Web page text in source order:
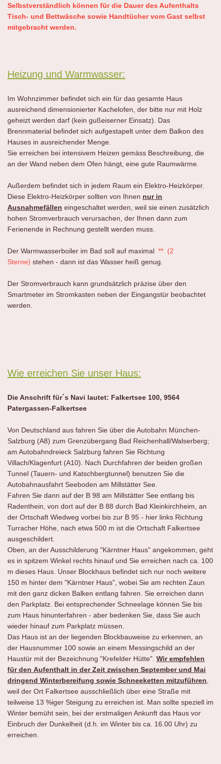
Selbstverständlich können für die Dauer des Aufenthalts
Tisch- und Bettwäsche sowie Handtücher vom Gast selbst
mitgebracht werden.
Heizung und Warmwasser:
Im Wohnzimmer befindet sich ein für das gesamte Haus
ausreichend dimensionierter Kachelofen, der bitte nur mit Holz
geheizt werden darf (kein gußeiserner Einsatz). Das
Brennmaterial befindet sich aufgestapelt unter dem Balkon des
Hauses in ausreichender Menge.
Sie erreichen bei intensivem Heizen gemäss Beschreibung, die
an der Wand neben dem Ofen hängt, eine gute Raumwärme.
Außerdem befindet sich in jedem Raum ein Elektro-Heizkörper.
Diese Elektro-Heizkörper sollten von Ihnen nur in
Ausnahmefällen eingeschaltet werden, weil sie einen zusätzlich
hohen Stromverbrauch verursachen, der Ihnen dann zum
Ferienende in Rechnung gestellt werden muss.
Der Warmwasserboiler im Bad soll auf maximal ** (2
Sterne) stehen - dann ist das Wasser heiß genug.
Der Stromverbrauch kann grundsätzlich präzise über den
Smartmeter im Stromkasten neben der Eingangstür beobachtet
werden.
Wie erreichen Sie unser Haus:
Die Anschrift für´s Navi lautet: Falkertsee 100, 9564
Patergassen-Falkertsee
Von Deutschland aus fahren Sie über die Autobahn München-
Salzburg (A8) zum Grenzübergang Bad Reichenhall/Walserberg;
am Autobahndreieck Salzburg fahren Sie Richtung
Villach/Klagenfurt (A10). Nach Durchfahren der beiden großen
Tunnel (Tauern- und Katschbergtunnel) benutzen Sie die
Autobahnausfahrt Seeboden am Millstätter See.
Fahren Sie dann auf der B 98 am Millstätter See entlang bis
Radenthein, von dort auf der B 88 durch Bad Kleinkirchheim, an
der Ortschaft Wiedweg vorbei bis zur B 95 - hier links Richtung
Turracher Höhe, nach etwa 500 m ist die Ortschaft Falkertsee
ausgeschildert.
Oben, an der Ausschilderung "Kärntner Haus" angekommen, geht
es in spitzem Winkel rechts hinauf und Sie erreichen nach ca. 100
m dieses Haus. Unser Blockhaus befindet sich nur noch weitere
150 m hinter dem "Kärntner Haus", wobei Sie am rechten Zaun
mit den ganz dicken Balken entlang fahren. Sie erreichen dann
den Parkplatz. Bei entsprechender Schneelage können Sie bis
zum Haus hinunterfahren - aber bedenken Sie, dass Sie auch
wieder hinauf zum Parkplatz müssen.
Das Haus ist an der liegenden Blockbauweise zu erkennen, an
der Hausnummer 100 sowie an einem Messingschild an der
Haustür mit der Bezeichnung "Krefelder Hütte". Wir empfehlen
für den Aufenthalt in der Zeit zwischen September und Mai
dringend Winterbereifung sowie Schneeketten mitzuführen
weil der Ort Falkertsee ausschließlich über eine Straße mit
teilweise 13 %iger Steigung zu erreichen ist. Man sollte speziell im
Winter bemüht sein, bei der erstmaligen Ankunft das Haus vor
Einbruch der Dunkelheit (d.h. im Winter bis ca. 16.00 Uhr) zu
erreichen.